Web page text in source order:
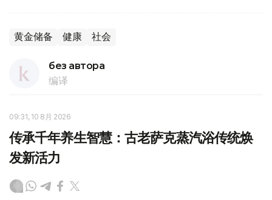
黄金储备 健康 社会
без автора
编译
09:31, 10 8月 2026
传承千年养生智慧：古老萨克蒸汽浴传统焕
发新活力